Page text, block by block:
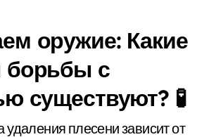
оружие: Какие
борьбы с
существуют? 🧪
плесени зависит от